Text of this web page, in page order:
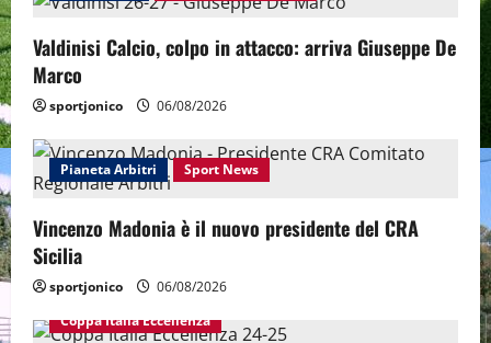
Valdinisi Calcio, colpo in attacco: arriva Giuseppe De
Marco
sportjonico 06/08/2026
Pianeta Arbitri Sport News
Vincenzo Madonia è il nuovo presidente del CRA
Sicilia
sportjonico
06/08/2026
Coppa Italia Eccellenza